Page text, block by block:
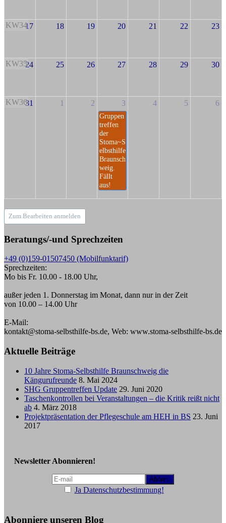
KW3417 18 19 20 21 22 23
KW3524 25 26 27 28 29 30
KW3631 1 2 3
Gruppen
treffen
der
Stoma~S
elbsthilfe
Braunsch
weig.
Fällt
aus!
4 5 6
Zum Bearbeiten anmelden
Beratungs/-und Sprechzeiten
+49 (0)159-01507450 (Mobilfunktarif)
Sprechzeiten:
Mo bis Fr. 10.00 - 18.00 Uhr,
außer jeden 1. Donnerstag im Monat, dann nur in der Zeit
von 10.00 – 14.00 Uhr
E-Mail:
kontakt@stoma-selbsthilfe-bs.de, Web: www.stoma-selbsthilfe-bs.de
Aktuelle Beiträge
10 Jahre Stoma-Selbsthilfe Braunschweig die
Kängurufreunde 8. Mai 2024
SHG Gruppentreffen Update 29. Juni 2020
Taschenkontrollen bei Veranstaltungen – die Kritik reißt nicht
ab 4. März 2018
Projektpräsentation der Pflegeschule am HEH in BS 23. Juni
2017
Newsletter Abonnieren!
Ja Datenschutzbestimmung!
Abonniere unseren Blog